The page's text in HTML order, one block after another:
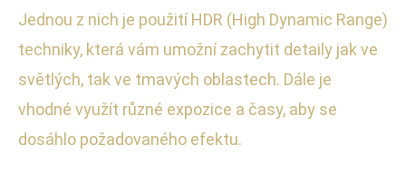
Jednou z nich je použití HDR (High Dynamic Range)
techniky, která vám umožní zachytit detaily jak ve
světlých, tak ve tmavých oblastech. Dále je
vhodné využít různé expozice a časy, aby se
dosáhlo požadovaného efektu.